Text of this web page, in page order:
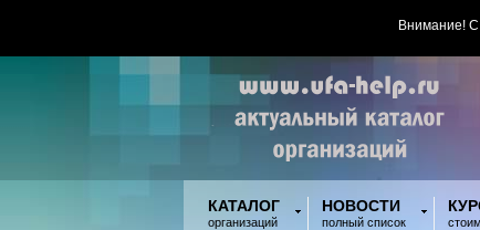
Внимание!
КАТАЛОГ
организаций
НОВОСТИ
полный список